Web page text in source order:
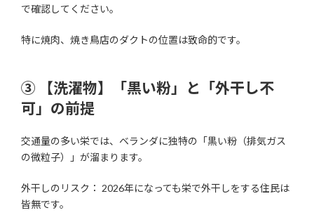
で確認してください。
特に焼肉、焼き鳥店のダクトの位置は致命的です。
③ 【洗濯物】「黒い粉」と「外干し不
可」の前提
交通量の多い栄では、ベランダに独特の「黒い粉（排気ガス
の微粒子）」が溜まります。
外干しのリスク： 2026年になっても栄で外干しをする住民は
皆無です。